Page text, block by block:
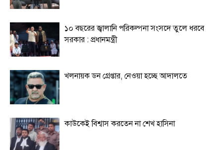
১০ বছরের জ্বালানি পরিকল্পনা সংসদে তুলে ধরবে
সরকার : প্রধানমন্ত্রী
খলনায়ক ডন গ্রেপ্তার, নেওয়া হচ্ছে আদালতে
কাউকেই বিশ্বাস করতেন না শেখ হাসিনা